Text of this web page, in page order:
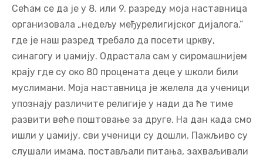
Сећам се да је у 8. или 9. разреду моја наставница
организовала „недељу међурелигијског дијалога,“
где је наш разред требало да посети цркву,
синагогу и џамију. Одрастала сам у сиромашнијем
крају где су око 80 процената деце у школи били
муслимани. Моја наставница је желела да ученици
упознају различите религије у нади да ће тиме
развити веће поштовање за друге. На дан када смо
ишли у џамију, сви ученици су дошли. Пажљиво су
слушали имама, постављали питања, захваљивали